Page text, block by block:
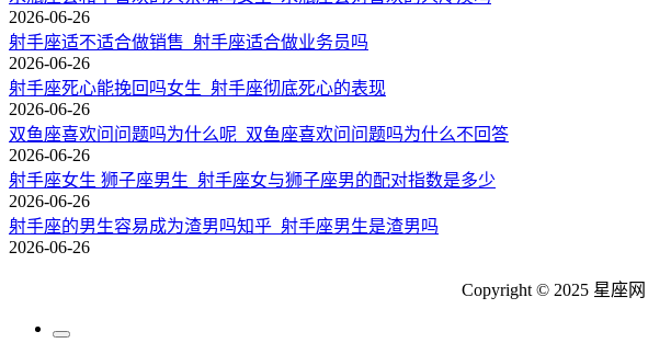
2026-06-26
射手座适不适合做销售_射手座适合做业务员吗
2026-06-26
射手座死心能挽回吗女生_射手座彻底死心的表现
2026-06-26
双鱼座喜欢问问题吗为什么呢_双鱼座喜欢问问题吗为什么不回答
2026-06-26
射手座女生 狮子座男生_射手座女与狮子座男的配对指数是多少
2026-06-26
射手座的男生容易成为渣男吗知乎_射手座男生是渣男吗
2026-06-26
Copyright © 2025 星座网